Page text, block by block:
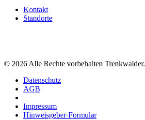
Kontakt
Standorte
© 2026 Alle Rechte vorbehalten Trenkwalder.
Datenschutz
AGB
Impressum
Hinweisgeber-Formular